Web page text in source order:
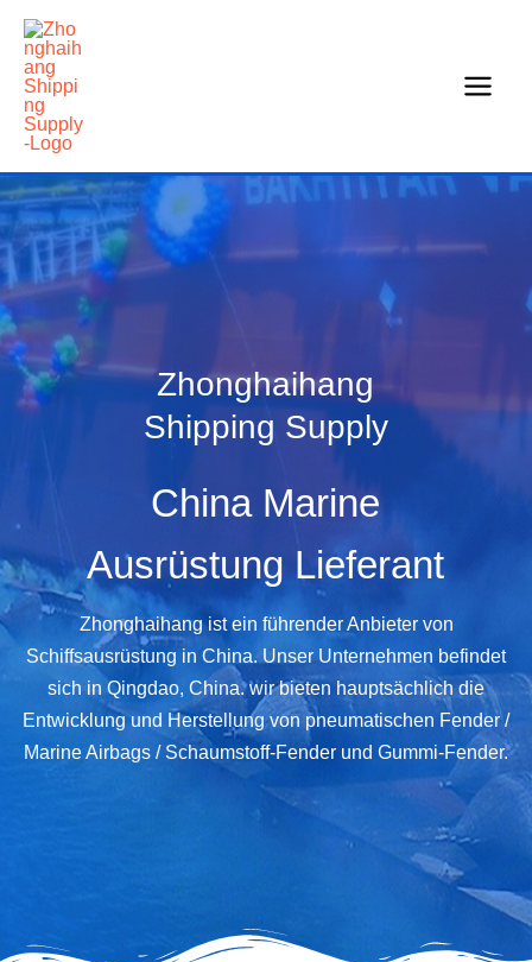
Zum
Inhalt
springen
Zhonghaihang
Shipping Supply
China Marine
Ausrüstung Lieferant
Zhonghaihang ist ein führender Anbieter von
Schiffsausrüstung in China. Unser Unternehmen befindet
sich in Qingdao, China. wir bieten hauptsächlich die
Entwicklung und Herstellung von pneumatischen Fender /
Marine Airbags / Schaumstoff-Fender und Gummi-Fender.